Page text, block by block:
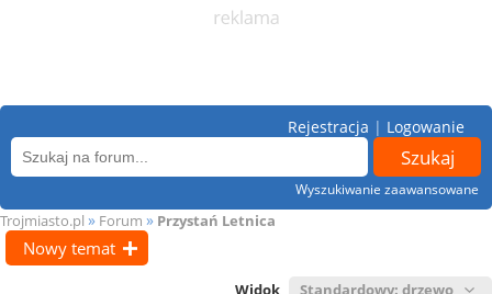
Wyszukiwanie zaawansowane
Rejestracja | Logowanie
Trojmiasto.pl » Forum » Przystań Letnica
Nowy temat
Widok